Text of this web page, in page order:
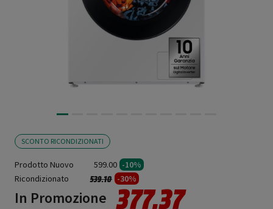
SCONTO RICONDIZIONATI
Prodotto Nuovo 599.00 -10%
Ricondizionato
Prezzo ridotto da
539.10a -30%
In Promozione 377.37